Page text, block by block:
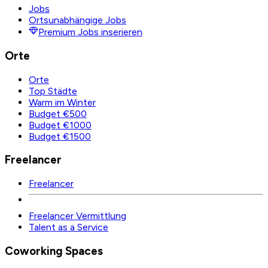
Jobs
Ortsunabhängige Jobs
Premium Jobs inserieren
Orte
Orte
Top Städte
Warm im Winter
Budget €500
Budget €1000
Budget €1500
Freelancer
Freelancer
Freelancer Vermittlung
Talent as a Service
Coworking Spaces